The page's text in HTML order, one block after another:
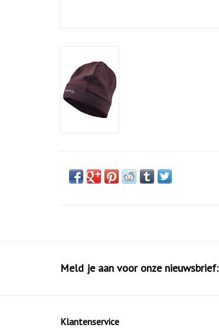
Meld je aan voor onze nieuwsbrief:
Klantenservice